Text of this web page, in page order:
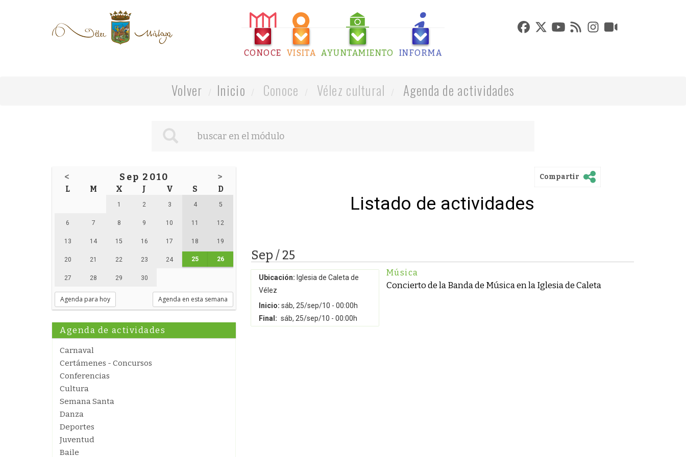
CONOCE VISITA AYUNTAMIENTO INFORMA
Volver Inicio Conoce Vélez cultural Agenda de actividades
< Sep 2010 >
L M X J V S D
1 2 3 4 5
6 7 8 9 10 11 12
13 14 15 16 17 18 19
20 21 22 23 24 25 26
27 28 29 30
Agenda para hoy Agenda en esta semana
Agenda de actividades
Carnaval
Certámenes - Concursos
Conferencias
Cultura
Semana Santa
Danza
Deportes
Juventud
Baile
Compartir
Listado de actividades
Sep / 25
Ubicación: Iglesia de Caleta de
Vélez
Inicio: sáb, 25/sep/10 - 00:00h
Final: sáb, 25/sep/10 - 00:00h
Música
Concierto de la Banda de Música en la Iglesia de Caleta